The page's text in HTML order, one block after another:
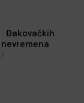
Đakovačkih